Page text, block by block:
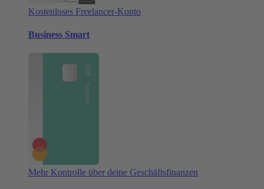
Kostenloses Freelancer-Konto
Business Smart
Mehr Kontrolle über deine Geschäftsfinanzen